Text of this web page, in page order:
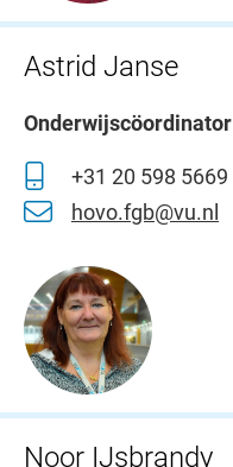
Astrid Janse
Onderwijscöordinator
+31 20 598 5669
hovo.fgb@vu.nl
Noor IJsbrandy